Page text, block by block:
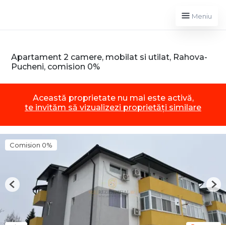
Meniu
Apartament 2 camere, mobilat si utilat, Rahova-
Pucheni, comision 0%
Această proprietate nu mai este activă,
te invităm să vizualizezi proprietăți similare
Comision 0%
Previous